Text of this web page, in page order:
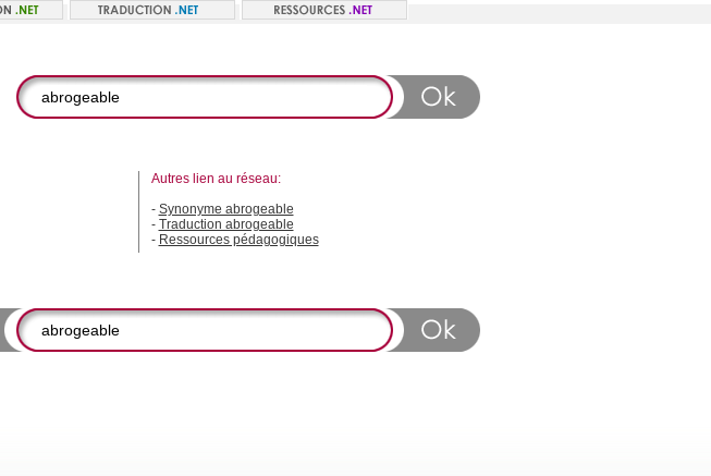
Autres lien au réseau:
- Synonyme abrogeable
- Traduction abrogeable
- Ressources pédagogiques